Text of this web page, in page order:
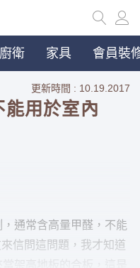
廚衛 家具 會員裝
更新時間 : 10.19.2017
用於室內
通常含高量甲醛，不能
信問這問題，我才知道